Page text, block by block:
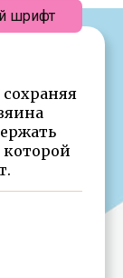
которой
шрифт